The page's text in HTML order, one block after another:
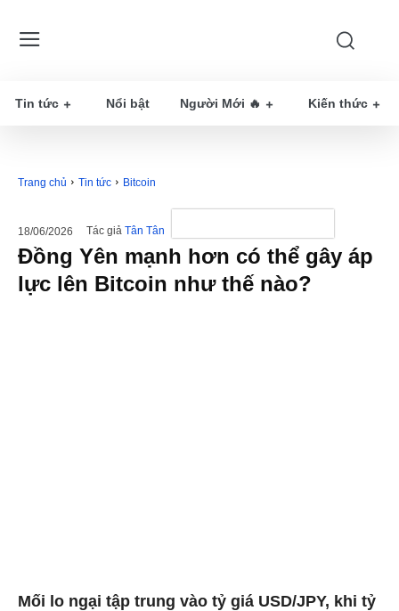
Tin tức Nổi bật Người Mới 🔥 Kiến thức
Trang chủ Tin tức Bitcoin
18/06/2026 Tác giả Tân Tân
Đồng Yên mạnh hơn có thể gây áp
lực lên Bitcoin như thế nào?
Mối lo ngại tập trung vào tỷ giá USD/JPY, khi tỷ